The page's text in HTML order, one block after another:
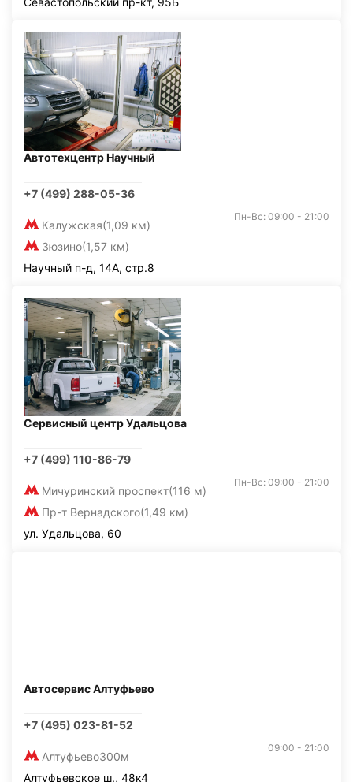
Автотехцентр Научный
+7 (499) 288-05-36
Калужская(1,09 км)
Зюзино(1,57 км)
Пн-Вс: 09:00 - 21:00
Научный п-д, 14А, стр.8
Сервисный центр Удальцова
+7 (499) 110-86-79
Мичуринский проспект(116 м)
Пр-т Вернадского(1,49 км)
Пн-Вс: 09:00 - 21:00
ул. Удальцова, 60
Автосервис Алтуфьево
+7 (495) 023-81-52
Алтуфьево300м
09:00 - 21:00
Алтуфьевское ш., 48к4